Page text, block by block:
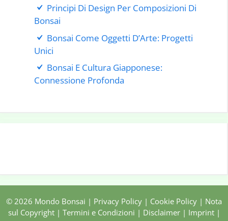
Principi Di Design Per Composizioni Di
Bonsai
Bonsai Come Oggetti D’Arte: Progetti
Unici
Bonsai E Cultura Giapponese:
Connessione Profonda
© 2026 Mondo Bonsai | Privacy Policy | Cookie Policy | Nota
sul Copyright| Termini e Condizioni | Disclaimer| Imprint|